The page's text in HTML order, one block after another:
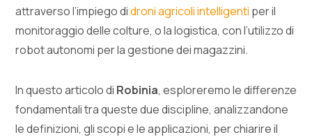
attraverso l’impiego didroni agricoli intelligenti per il
monitoraggio delle colture, o la logistica, con l’utilizzo di
robot autonomi per la gestione dei magazzini.
In questo articolo di Robinia, esploreremo le differenze
fondamentali tra queste due discipline, analizzandone
le definizioni, gli scopi e le applicazioni, per chiarire il